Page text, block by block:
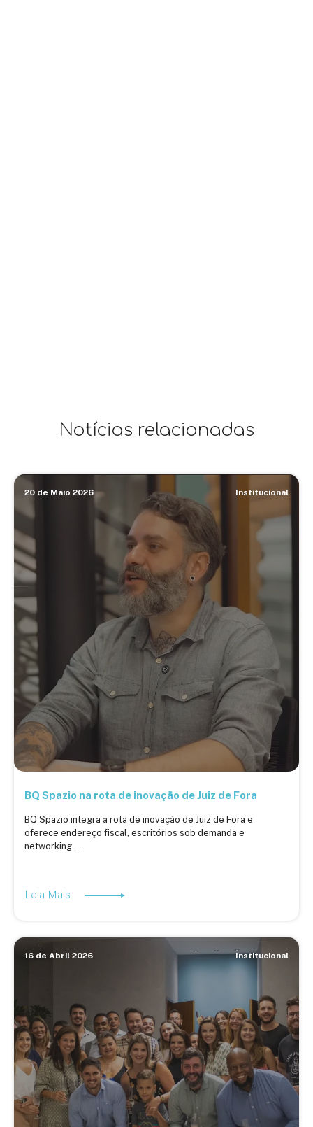
Notícias relacionadas
20 de Maio 2026 Institucional
BQ Spazio na rota de inovação de Juiz de Fora
BQ Spazio integra a rota de inovação de Juiz de Fora e
oferece endereço fiscal, escritórios sob demanda e
networking...
Leia Mais
16 de Abril 2026 Institucional